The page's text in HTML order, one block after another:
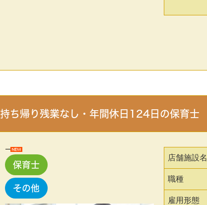
持ち帰り残業なし・年間休日124日の保育士
保育士
その他
店舗施設名
職種
雇用形態